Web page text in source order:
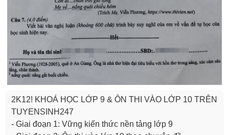
2K12! KHOÁ HỌC LỚP 9 & ÔN THI VÀO LỚP 10 TRÊN
TUYENSINH247
- Giai đoạn 1: Vững kiến thức nền tảng lớp 9